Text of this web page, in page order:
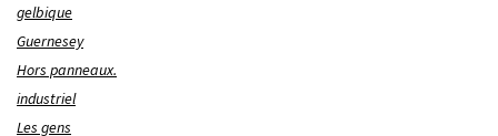
gelbique
Guernesey
Hors panneaux.
industriel
Les gens